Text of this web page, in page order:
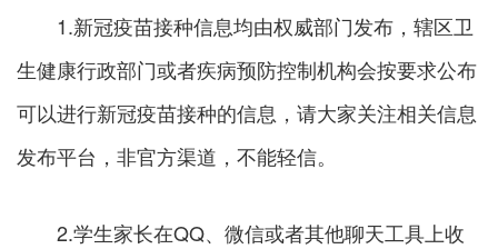
1.新冠疫苗接种信息均由权威部门发布，辖区卫
生健康行政部门或者疾病预防控制机构会按要求公布
可以进行新冠疫苗接种的信息，请大家关注相关信息
发布平台，非官方渠道，不能轻信。
2.学生家长在QQ、微信或者其他聊天工具上收